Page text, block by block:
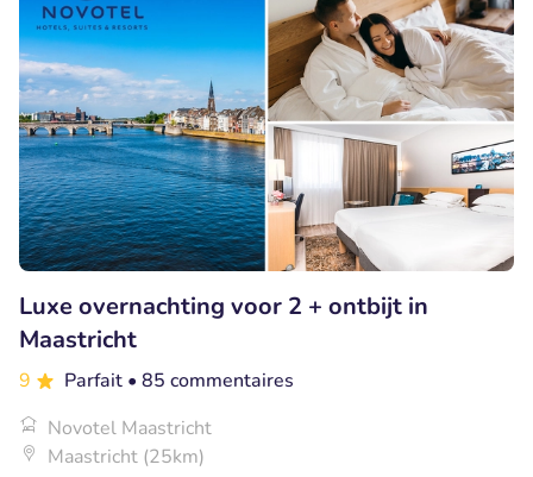
Luxe overnachting voor 2 + ontbijt in
Maastricht
9 Parfait • 85 commentaires
Novotel Maastricht
Maastricht (25km)